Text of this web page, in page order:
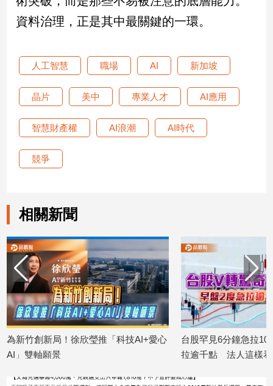
寵
物
影
音
專
區
媒
體
投
稿
專
區
【我
的
觀
點】
資料治理，正是其中最關鍵的一環。
人工智慧 職場 AI 新加坡
晶片 美中 專業人才 AI應用
智慧財產權 AI浪潮 AI時代
競爭
相關新聞
為新竹創新局！徐欣瑩推「科技AI+愛心
AI」雙軸願景
台股罕見6分鐘急拉
拉逾千點 法人這樣看